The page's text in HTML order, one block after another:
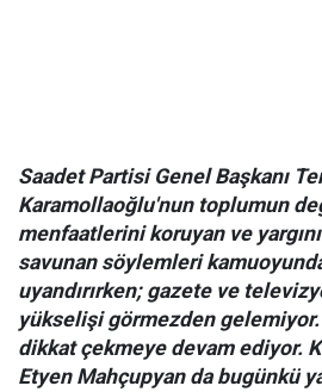
Saadet Partisi Genel Başkanı
Karamollaoğlu'nun toplumun
menfaatlerini koruyan ve
savunan söylemleri
uyandırırken; gazete ve
yükselişi görmezden
dikkat çekmeye devam ediyor.
Etyen Mahçupyan da bugünkü